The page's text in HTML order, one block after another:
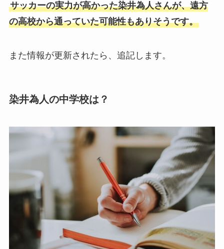
サッカーの実力が高かった染井為人さんが、遠方
の高校から通っていた可能性もありそうです。
また情報が更新されたら、追記します。
染井為人の中学校は？